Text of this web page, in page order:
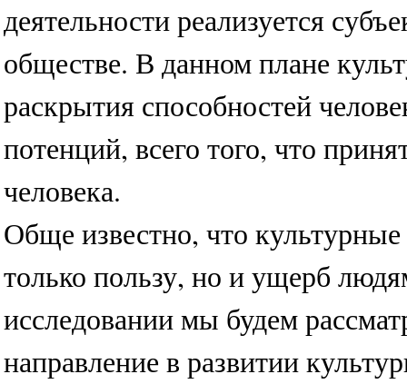
деятельности реализуется
обществе. В данном плане
раскрытия способностей
потенций, всего того, что
человека.
Обще известно, что
только пользу, но и ущерб
исследовании мы будем
направление в развитии